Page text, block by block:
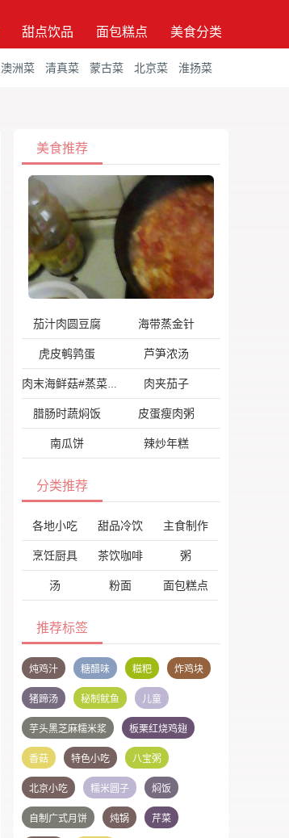
甜点饮品 面包糕点 美食分类
澳洲菜 清真菜 蒙古菜 北京菜 淮扬菜
美食推荐
茄汁肉圆豆腐 海带蒸金针
虎皮鹌鹑蛋 芦笋浓汤
肉末海鲜菇#蒸菜# 肉夹茄子
腊肠时蔬焖饭 皮蛋瘦肉粥
南瓜饼 辣炒年糕
分类推荐
各地小吃 甜品冷饮 主食制作
烹饪厨具 茶饮咖啡 粥
汤 粉面 面包糕点
推荐标签
炖鸡汁 糖醋味 糍粑 炸鸡块
猪蹄汤 秘制鱿鱼 儿童
芋头黑芝麻糯米浆 板栗红烧鸡翅
香菇 特色小吃 八宝粥
北京小吃 糯米圆子 焖饭
自制广式月饼 炖锅 芹菜